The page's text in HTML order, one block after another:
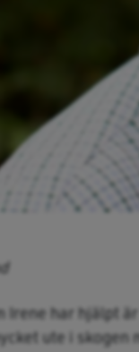
Irene har hjälpt
ute i skogen